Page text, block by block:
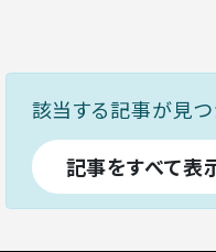
該当する記事が見つ
記事をすべて表